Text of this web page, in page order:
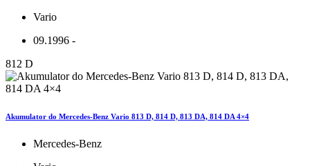
Vario
09.1996 -
812 D
Akumulator do Mercedes-Benz Vario 813 D, 814 D, 813 DA, 814 DA 4×4
Mercedes-Benz